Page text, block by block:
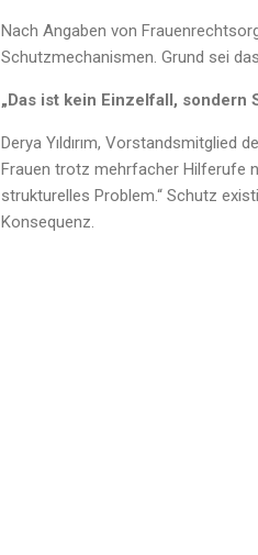
Nach Angaben von
Schutzmechanismen. Grund sei
„Das ist kein Einzelfall, sondern
Derya Yıldırım, Vorstandsmitglied
Frauen trotz mehrfacher Hilferufe
strukturelles Problem.“ Schutz
Konsequenz.